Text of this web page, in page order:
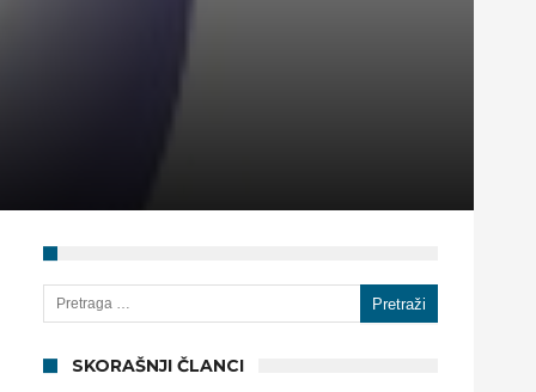
Pretraga za:
SKORAŠNJI ČLANCI